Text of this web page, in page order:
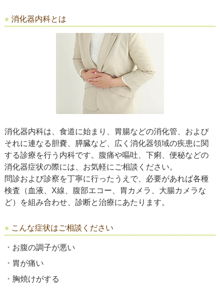
診療時間・アクセス »
肛門外科
皮膚科
外科処置
消化器内科とは
消化器内科は、食道に始まり、胃腸などの消化管、および
それに連なる胆嚢、膵臓など、広く消化器領域の疾患に関
する診療を行う内科です。腹痛や嘔吐、下痢、便秘などの
消化器症状の際には、お気軽にご相談ください。
問診および診察を丁寧に行ったうえで、必要があれば各種
検査（血液、X線、腹部エコー、胃カメラ、大腸カメラな
ど）を組み合わせ、診断と治療にあたります。
こんな症状はご相談ください
お腹の調子が悪い
胃が痛い
胸焼けがする